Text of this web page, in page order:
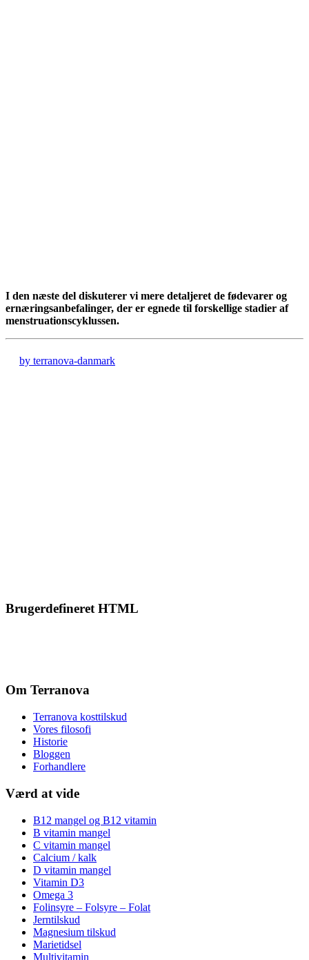
I den næste del diskuterer vi mere detaljeret de fødevarer og
ernæringsanbefalinger, der er egnede til forskellige stadier af
menstruationscyklussen.
by terranova-danmark
Brugerdefineret HTML
Om Terranova
Terranova kosttilskud
Vores filosofi
Historie
Bloggen
Forhandlere
Værd at vide
B12 mangel og B12 vitamin
B vitamin mangel
C vitamin mangel
Calcium / kalk
D vitamin mangel
Vitamin D3
Omega 3
Folinsyre – Folsyre – Folat
Jerntilskud
Magnesium tilskud
Marietidsel
Multivitamin